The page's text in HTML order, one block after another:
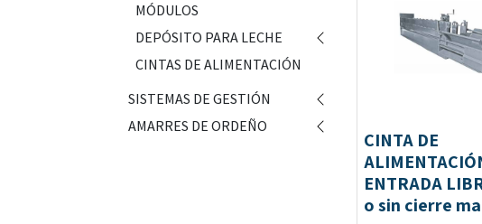
MÓDULOS
DEPÓSITO PARA LECHE
CINTAS DE ALIMENTACIÓN
SISTEMAS DE GESTIÓN
AMARRES DE ORDEÑO
CINTA DE
ENTRADA
o sin cierre